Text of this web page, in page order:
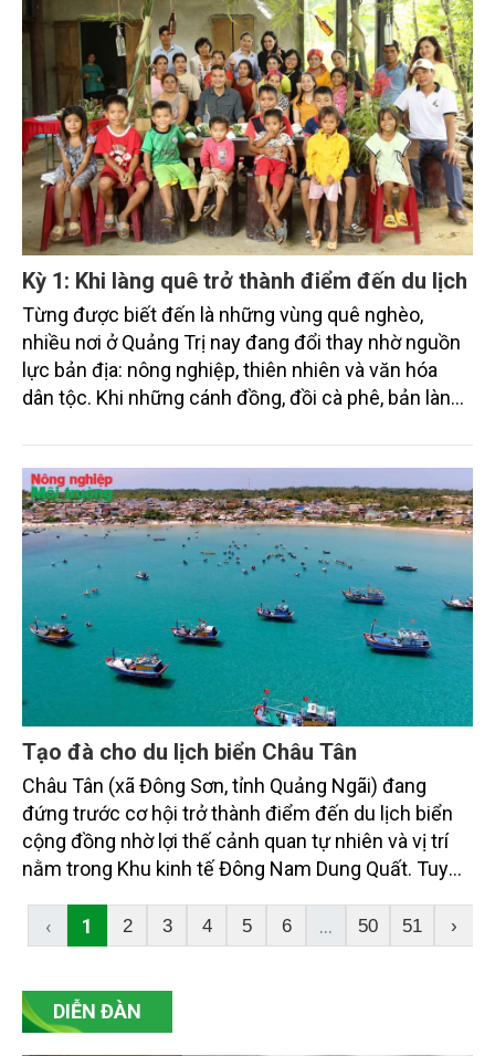
lịch nông nghiệp không chỉ mở rộng thị trường cho
nông sản mà còn mở ra con đường phát triển bền
vững cho nông thôn.
Kỳ 1: Khi làng quê trở thành điểm đến du lịch
Từng được biết đến là những vùng quê nghèo,
nhiều nơi ở Quảng Trị nay đang đổi thay nhờ nguồn
lực bản địa: nông nghiệp, thiên nhiên và văn hóa
dân tộc. Khi những cánh đồng, đồi cà phê, bản làng
nghiệm, người dân không chỉ bán nông sản mà còn
bán những giá trị văn hóa và câu chuyện của quê
hương mình. Từ Tân Hóa, Rum Ho đến Chênh Vênh,
du lịch nông nghiệp và du lịch cộng đồng đang trở
thành "chiếc chìa khóa" mở ra sinh kế xanh, giúp
người dân Quảng Trị thoát nghèo và phát triển bền
vững.
Tạo đà cho du lịch biển Châu Tân
Châu Tân (xã Đông Sơn, tỉnh Quảng Ngãi) đang
đứng trước cơ hội trở thành điểm đến du lịch biển
cộng đồng nhờ lợi thế cảnh quan tự nhiên và vị trí
nằm trong Khu kinh tế Đông Nam Dung Quất. Tuy
phát triển đô thị, bài toán đặt ra là làm thế nào để
khai thác hiệu quả tiềm năng du lịch trước mắt
‹ 1 2 3 4 5 6 ... 50 51 ›
DIỄN ĐÀN